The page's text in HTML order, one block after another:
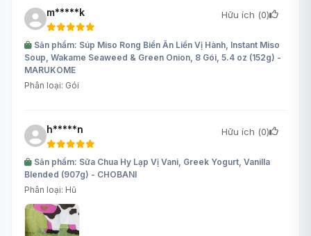
m*****k Hữu ích (0)
Sản phẩm: Súp Miso Rong Biển Ăn Liền Vị Hành, Instant Miso
Soup, Wakame Seaweed & Green Onion, 8 Gói, 5.4 oz (152g) -
MARUKOME
Phân loại: Gói
h*****n Hữu ích (0)
Sản phẩm: Sữa Chua Hy Lạp Vị Vani, Greek Yogurt, Vanilla
Blended (907g) - CHOBANI
Phân loại: Hũ